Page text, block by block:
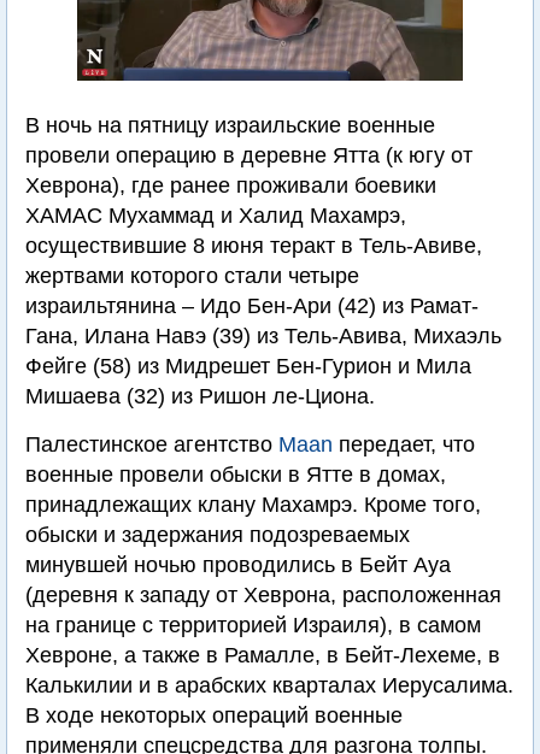
В ночь на пятницу израильские военные
провели операцию в деревне Ятта (к югу от
Хеврона), где ранее проживали боевики
ХАМАС Мухаммад и Халид Махамрэ,
осуществившие 8 июня теракт в Тель-Авиве,
жертвами которого стали четыре
израильтянина – Идо Бен-Ари (42) из Рамат-
Гана, Илана Навэ (39) из Тель-Авива, Михаэль
Фейге (58) из Мидрешет Бен-Гурион и Мила
Мишаева (32) из Ришон ле-Циона.
Палестинское агентство Maan передает, что
военные провели обыски в Ятте в домах,
принадлежащих клану Махамрэ. Кроме того,
обыски и задержания подозреваемых
минувшей ночью проводились в Бейт Ауа
(деревня к западу от Хеврона, расположенная
на границе с территорией Израиля), в самом
Хевроне, а также в Рамалле, в Бейт-Лехеме, в
Калькилии и в арабских кварталах Иерусалима.
В ходе некоторых операций военные
применяли спецсредства для разгона толпы.